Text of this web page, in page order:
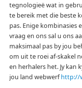
tegnologieë wat in
te bereik met die beste
pas. Enige kombinasies
vraag en ons sal u ons
maksimaal pas by jou
om uit te roei af-skakel
en herhalers het. Jy kan
jou land webwerfhttp://